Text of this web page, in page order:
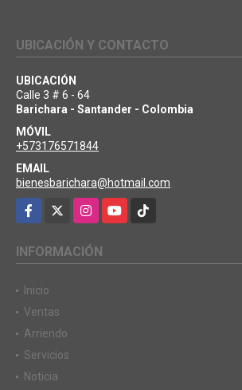
UBICACIÓN Y CONTACTO
UBICACIÓN
Calle 3 # 6 - 64
Barichara - Santander - Colombia
MÓVIL
+573176571844
EMAIL
bienesbarichara@hotmail.com
Facebook
InstagramYouTubeTikTok
INFORMACIÓN
Inicio
Ventas
Arriendo
Servicios
Noticia